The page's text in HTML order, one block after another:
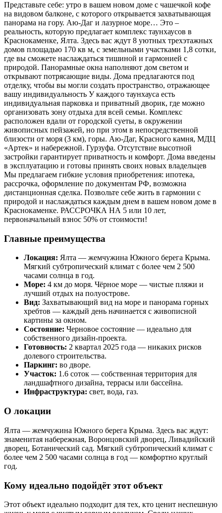
Представьте себе: утро в вашем новом доме с чашечкой кофе
на видовом балконе, с которого открывается захватывающая
панорама на гору. Аю-Даг и лазурное море… Это –
реальность, которую предлагает комплекс таунхаусов в
Краснокаменке, Ялта. Здесь вас ждут 8 уютных трехэтажных
домов площадью 170 кв м, с земельными участками 1,8 сотки,
где вы сможете наслаждаться тишиной и гармонией с
природой. Панорамные окна наполняют дом светом и
открывают потрясающие виды. Дома предлагаются под
отделку, чтобы вы могли создать пространство, отражающее
вашу индивидуальность У каждого таунхауса есть
индивидуальная парковка и приватный дворик, где можно
организовать зону отдыха для всей семьи. Комплекс
расположен вдали от городской суеты, в окружении
живописных пейзажей, но при этом в непосредственной
близости от моря (3 км), горы. Аю-Даг, Красного камня, МДЦ
«Артек» и набережной. Гурзуфа. Отсутствие высотной
застройки гарантирует приватность и комфорт. Дома введены
в эксплуатацию и готовы принять своих новых владельцев
Мы предлагаем гибкие условия приобретения: ипотека,
рассрочка, оформление по документам РФ, возможна
дистанционная сделка. Позвольте себе жить в гармонии с
природой и наслаждаться каждым днем в вашем новом доме в
Краснокаменке. РАССРОЧКА НА 5 или 10 лет,
первоначальный взнос 50% от стоимости!
Главные преимущества
Локация: Ялта — жемчужина Южного берега Крыма.
Мягкий субтропический климат с более чем 2 500
часами солнца в год.
Море: 4 км до моря. Чёрное море — чистые пляжи и
лучший отдых на полуострове.
Вид: Захватывающий вид на море и панорама горных
хребтов — каждый день начинается с живописной
картины за окном.
Состояние: Черновое состояние — идеально для
собственного дизайн-проекта.
Готовность: 2 квартал 2025 года — никаких рисков
долевого строительства.
Паркинг: во дворе.
Участок: 1.6 соток — собственная территория для
ландшафтного дизайна, террасы или бассейна.
Инфраструктура: свет, вода, газ.
О локации
Ялта — жемчужина Южного берега Крыма. Здесь вас ждут:
знаменитая набережная, Воронцовский дворец, Ливадийский
дворец, Ботанический сад. Мягкий субтропический климат с
более чем 2 500 часами солнца в год — комфортно круглый
год.
Кому идеально подойдёт этот объект
Этот объект идеально подходит для тех, кто ценит неспешную